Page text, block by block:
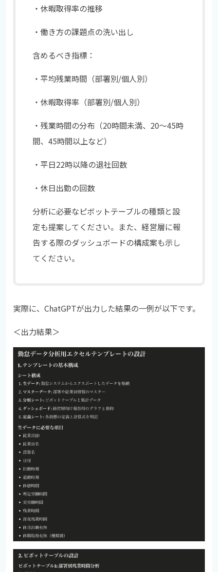
・休暇取得率の推移
・働き方の課題点の洗い出し
含めるべき指標：
・平均残業時間（部署別/個人別）
・休暇取得率（部署別/個人別）
・残業時間の分布（20時間未満、20〜45時
間、45時間以上など）
・平日22時以降の退社回数
・休日出勤の回数
分析に必要なピボットテーブルの種類と設
定も提案してください。また、経営層に報
告する際のダッシュボードの構成案も示し
てください。
実際に、ChatGPTが出力した結果の一例が以下です。
＜出力結果＞